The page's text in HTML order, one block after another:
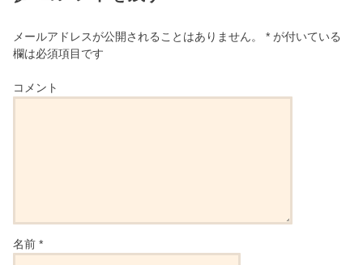
メールアドレスが公開されることはありません。 * が付いている
欄は必須項目です
コメント
名前*